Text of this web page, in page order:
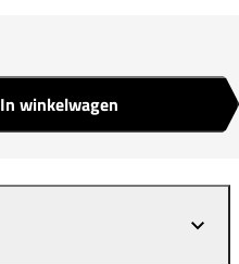
In winkelwagen